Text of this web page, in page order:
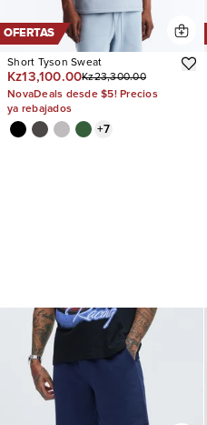
OFERTAS
Short Tyson Sweat
Kz13,100.00Kz23,300.00
NovaDeals desde $5! Precios
ya rebajados
+7